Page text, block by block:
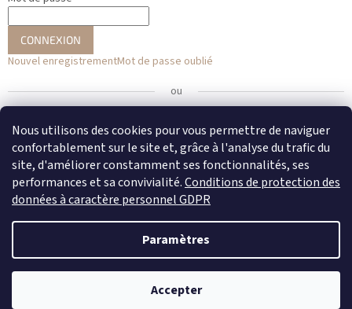
Nous utilisons des cookies pour vous permettre de naviguer
confortablement sur le site et, grâce à l'analyse du trafic du
site, d'améliorer constamment ses fonctionnalités, ses
performances et sa convivialité.Conditions de protection des
données à caractère personnel GDPR
Paramètres
Accepter
CONNEXION
Nouvel enregistrementMot de passe oublié
ou
Se connecter avec Facebook
Se connecter avec Google
Copyright 2026DENATO. Tous droits réservés.Modifier les
paramètres des cookies